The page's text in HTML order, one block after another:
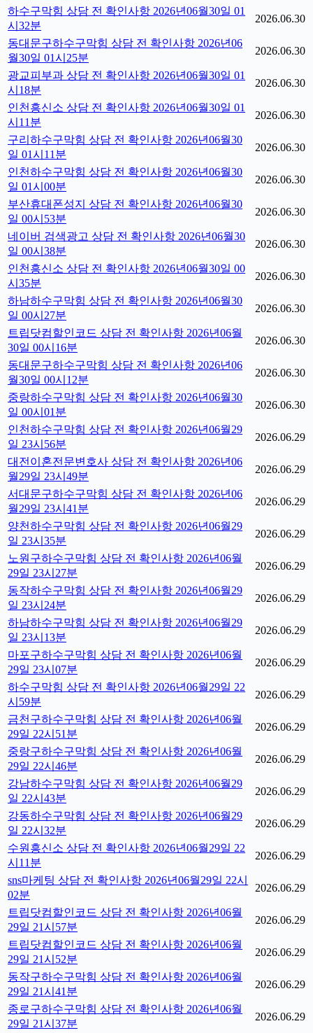
하수구막힘 상담 전 확인사항 2026년06월30일 01
시32분
2026.06.30
동대문구하수구막힘 상담 전 확인사항 2026년06
월30일 01시25분
2026.06.30
광교피부과 상담 전 확인사항 2026년06월30일 01
시18분
2026.06.30
인천흥신소 상담 전 확인사항 2026년06월30일 01
시11분
2026.06.30
구리하수구막힘 상담 전 확인사항 2026년06월30
일 01시11분
2026.06.30
인천하수구막힘 상담 전 확인사항 2026년06월30
일 01시00분
2026.06.30
부산휴대폰성지 상담 전 확인사항 2026년06월30
일 00시53분
2026.06.30
네이버 검색광고 상담 전 확인사항 2026년06월30
일 00시38분
2026.06.30
인천흥신소 상담 전 확인사항 2026년06월30일 00
시35분
2026.06.30
하남하수구막힘 상담 전 확인사항 2026년06월30
일 00시27분
2026.06.30
트립닷컴할인코드 상담 전 확인사항 2026년06월
30일 00시16분
2026.06.30
동대문구하수구막힘 상담 전 확인사항 2026년06
월30일 00시12분
2026.06.30
중랑하수구막힘 상담 전 확인사항 2026년06월30
일 00시01분
2026.06.30
인천하수구막힘 상담 전 확인사항 2026년06월29
일 23시56분
2026.06.29
대전이혼전문변호사 상담 전 확인사항 2026년06
월29일 23시49분
2026.06.29
서대문구하수구막힘 상담 전 확인사항 2026년06
월29일 23시41분
2026.06.29
양천하수구막힘 상담 전 확인사항 2026년06월29
일 23시35분
2026.06.29
노원구하수구막힘 상담 전 확인사항 2026년06월
29일 23시27분
2026.06.29
동작하수구막힘 상담 전 확인사항 2026년06월29
일 23시24분
2026.06.29
하남하수구막힘 상담 전 확인사항 2026년06월29
일 23시13분
2026.06.29
마포구하수구막힘 상담 전 확인사항 2026년06월
29일 23시07분
2026.06.29
하수구막힘 상담 전 확인사항 2026년06월29일 22
시59분
2026.06.29
금천구하수구막힘 상담 전 확인사항 2026년06월
29일 22시51분
2026.06.29
중랑구하수구막힘 상담 전 확인사항 2026년06월
29일 22시46분
2026.06.29
강남하수구막힘 상담 전 확인사항 2026년06월29
일 22시43분
2026.06.29
강동하수구막힘 상담 전 확인사항 2026년06월29
일 22시32분
2026.06.29
수원흥신소 상담 전 확인사항 2026년06월29일 22
시11분
2026.06.29
sns마케팅 상담 전 확인사항 2026년06월29일 22시
02분
2026.06.29
트립닷컴할인코드 상담 전 확인사항 2026년06월
29일 21시57분
2026.06.29
트립닷컴할인코드 상담 전 확인사항 2026년06월
29일 21시52분
2026.06.29
동작구하수구막힘 상담 전 확인사항 2026년06월
29일 21시41분
2026.06.29
종로구하수구막힘 상담 전 확인사항 2026년06월
29일 21시37분
2026.06.29